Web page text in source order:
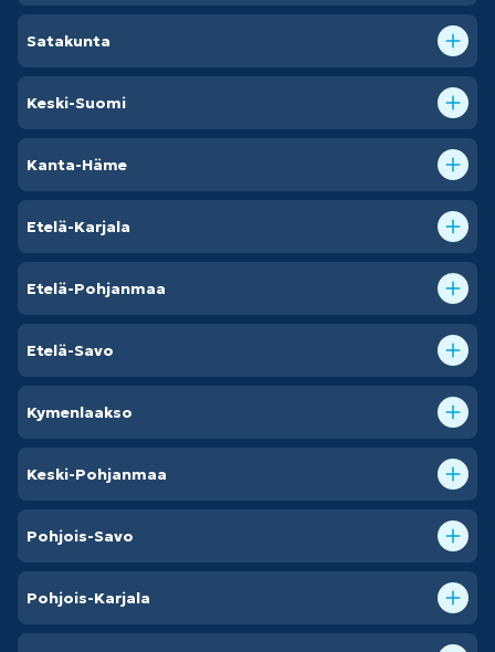
Satakunta
Keski-Suomi
Kanta-Häme
Etelä-Karjala
Etelä-Pohjanmaa
Etelä-Savo
Kymenlaakso
Keski-Pohjanmaa
Pohjois-Savo
Pohjois-Karjala